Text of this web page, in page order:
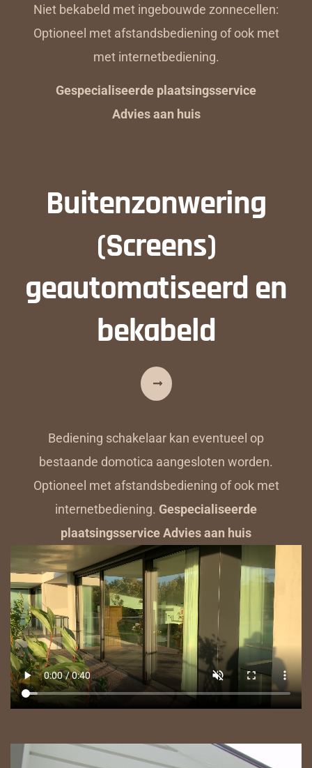
Niet bekabeld met ingebouwde zonnecellen:
Optioneel met afstandsbediening of ook met
met internetbediening.
Gespecialiseerde plaatsingsservice
Advies aan huis
Buitenzonwering
(Screens)
geautomatiseerd en
bekabeld
Bediening schakelaar kan eventueel op
bestaande domotica aangesloten worden.
Optioneel met afstandsbediening of ook met
internetbediening. Gespecialiseerde
plaatsingsservice Advies aan huis